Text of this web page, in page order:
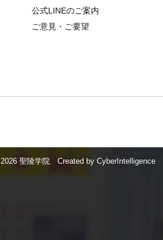
公式LINEのご案内
ご意見・ご要望
2026 聖陵学院 Created by CyberIntelligence